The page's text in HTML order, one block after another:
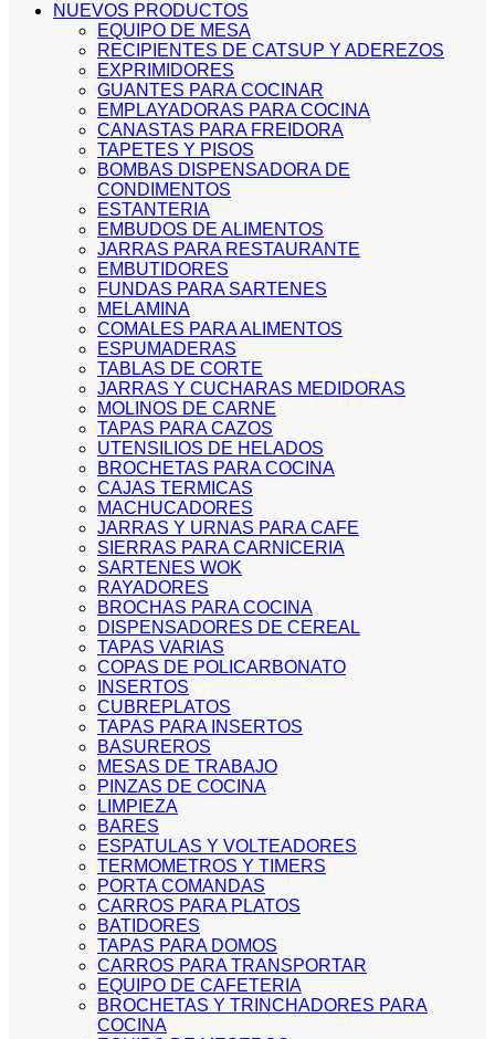
NUEVOS PRODUCTOS
EQUIPO DE MESA
RECIPIENTES DE CATSUP Y ADEREZOS
EXPRIMIDORES
GUANTES PARA COCINAR
EMPLAYADORAS PARA COCINA
CANASTAS PARA FREIDORA
TAPETES Y PISOS
BOMBAS DISPENSADORA DE
CONDIMENTOS
ESTANTERIA
EMBUDOS DE ALIMENTOS
JARRAS PARA RESTAURANTE
EMBUTIDORES
FUNDAS PARA SARTENES
MELAMINA
COMALES PARA ALIMENTOS
ESPUMADERAS
TABLAS DE CORTE
JARRAS Y CUCHARAS MEDIDORAS
MOLINOS DE CARNE
TAPAS PARA CAZOS
UTENSILIOS DE HELADOS
BROCHETAS PARA COCINA
CAJAS TERMICAS
MACHUCADORES
JARRAS Y URNAS PARA CAFE
SIERRAS PARA CARNICERIA
SARTENES WOK
RAYADORES
BROCHAS PARA COCINA
DISPENSADORES DE CEREAL
TAPAS VARIAS
COPAS DE POLICARBONATO
INSERTOS
CUBREPLATOS
TAPAS PARA INSERTOS
BASUREROS
MESAS DE TRABAJO
PINZAS DE COCINA
LIMPIEZA
BARES
ESPATULAS Y VOLTEADORES
TERMOMETROS Y TIMERS
PORTA COMANDAS
CARROS PARA PLATOS
BATIDORES
TAPAS PARA DOMOS
CARROS PARA TRANSPORTAR
EQUIPO DE CAFETERIA
BROCHETAS Y TRINCHADORES PARA
COCINA